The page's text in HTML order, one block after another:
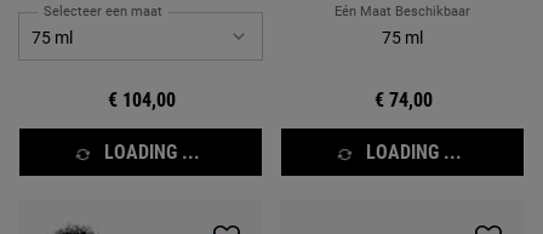
Selecteer een maat
€ 104,00
LOADING ...
Eén Maat Beschikbaar
75 ml
€ 74,00
LOADING ...